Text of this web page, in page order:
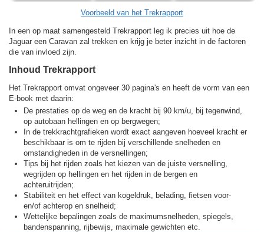
Voorbeeld van het Trekrapport
In een op maat samengesteld Trekrapport leg ik precies uit hoe de
Jaguar een Caravan zal trekken en krijg je beter inzicht in de factoren
die van invloed zijn.
Inhoud Trekrapport
Het Trekrapport omvat ongeveer 30 pagina's en heeft de vorm van een
E-book met daarin:
De prestaties op de weg en de kracht bij 90 km/u, bij tegenwind,
op autobaan hellingen en op bergwegen;
In de trekkracht­grafieken wordt exact aangeven hoeveel kracht er
beschikbaar is om te rijden bij verschillende snelheden en
omstandigheden in de versnellingen;
Tips bij het rijden zoals het kiezen van de juiste versnelling,
wegrijden op hellingen en het rijden in de bergen en
achteruitrijden;
Stabiliteit en het effect van kogeldruk, belading, fietsen voor-
en/of achterop en snelheid;
Wettelijke bepalingen zoals de maximumsnelheden, spiegels,
bandenspanning, rijbewijs, maximale gewichten etc.